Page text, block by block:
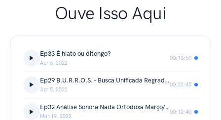
Ouve Isso Aqui
Ep33 É hiato ou ditongo?
Apr 6, 2022
00:13:50
Ep29 B.U.R.R.O.S. - Busca Unificada Regrada de Raras Obras Sonoras nº2 - Hinos da revista Placar
Apr 5, 2022
00:22:45
Ep32 Análise Sonora Nada Ortodoxa Março/22
Mar 19, 2022
00:12:40